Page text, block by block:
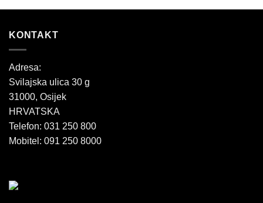
KONTAKT
Adresa:
Svilajska ulica 30 g
31000, Osijek
HRVATSKA
Telefon: 031 250 800
Mobitel: 091 250 8000